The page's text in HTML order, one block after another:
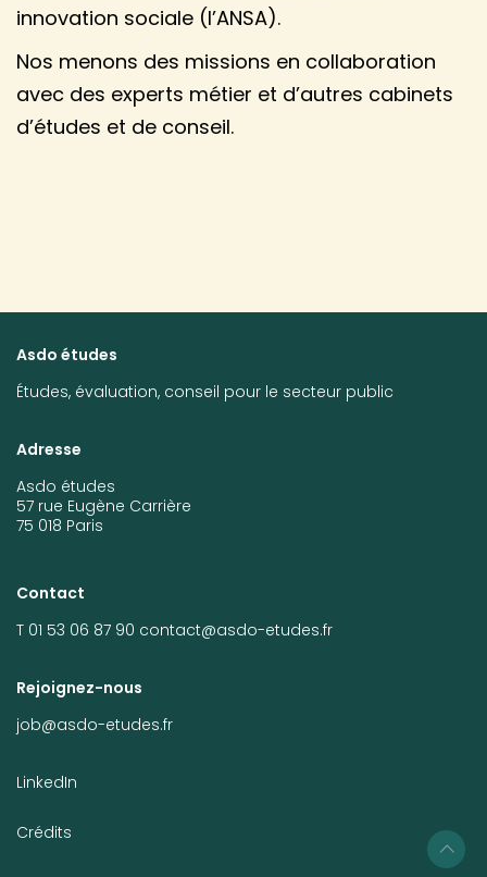
innovation sociale (l’ANSA).
Nos menons des missions en collaboration
avec des experts métier et d’autres cabinets
d’études et de conseil.
Asdo études
Études, évaluation, conseil pour le secteur public
Adresse
Asdo études
57 rue Eugène Carrière
75 018 Paris
Contact
T 01 53 06 87 90 contact@asdo-etudes.fr
Rejoignez-nous
job@asdo-etudes.fr
LinkedIn
Crédits